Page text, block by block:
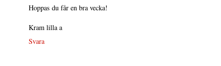
Hoppas du får en bra vecka!
Kram lilla a
Svara